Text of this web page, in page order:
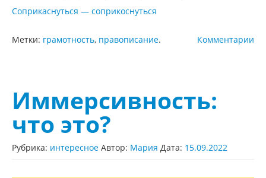
Соприкаснуться — соприкоснуться
Комментарии
Метки: грамотность, правописание.
Иммерсивность:
что это?
Рубрика: интересное Автор: Мария Дата: 15.09.2022